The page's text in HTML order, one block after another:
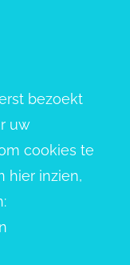
bezoekt
uw
cookies te
hier inzien,